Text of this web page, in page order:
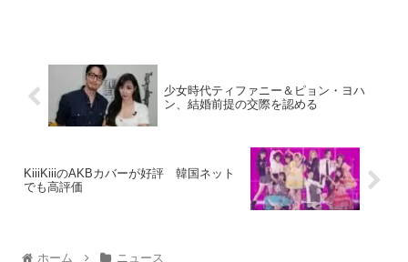
少女時代ティファニー＆ピョン・ヨハ
ン、結婚前提の交際を認める
KiiiKiiiのAKBカバーが好評 韓国ネット
でも高評価
ホーム ニュース